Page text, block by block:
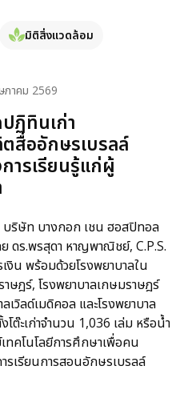
มิติสิ่งแวดล้อม
ภาคม 2569
ฏิทินเก่า
สื่ออักษรเบรลล์
ารเรียนรู้แก่ผู้
ริษัท บางกอก เชน ฮอสปิทอล
ดร.พรสุดา หาญพาณิชย์, C.P.S.
งิน พร้อมด้วยโรงพยาบาลใน
ษฎร์, โรงพยาบาลเกษมราษฎร์
วิลด์เมดิคอล และโรงพยาบาล
ต๊ะเก่าจำนวน 1,036 เล่ม หรือน้ำ
คโนโลยีการศึกษาเพื่อคน
รเรียนการสอนอักษรเบรลล์